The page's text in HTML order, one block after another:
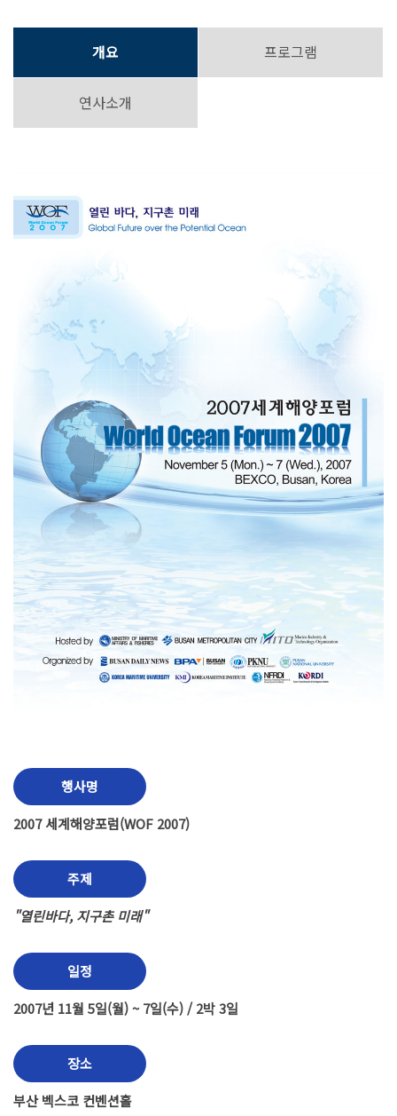
개요 프로그램
연사소개
행사명
2007 세계해양포럼(WOF 2007)
주제
"열린바다, 지구촌 미래"
일정
2007년 11월 5일(월) ~ 7일(수) / 2박 3일
장소
부산 벡스코 컨벤션홀